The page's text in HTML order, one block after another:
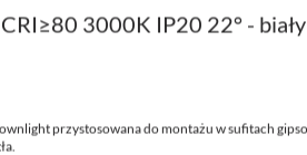
3000K IP20 22° -
przystosowana do montażu w sufitach
dostępna w wersji okrągłej o różnych kątach